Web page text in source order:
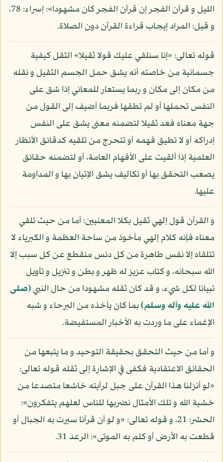
الليل و قرآن الفجر إن قرآن الفجر كان مشهودا»: إسراء: 78،
و قيل: المراد إيجاب قراءة القرآن دون الصلاة.
قوله تعالى: «إنا سنلقي عليك قولا ثقيلا» الثقل كيفية
جسمانية من خاصته أنه يشق حمل الجسم الثقيل و نقله
من مكان إلى مكان و ربما يستعار للمعاني إذا شق على
النفس تحملها أو لم تطقها فربما أضيف إلى القول من
جهة معناه فعد ثقيلا لتضمنه معنى يشق على النفس
إدراكه أو لا تطيق فهمه أو تتحرج من تلقيه كدقائق الأنظار
العلمية إذا ألقيت على الأفهام العامة، أو لتضمنه حقائق
يصعب التحقق بها أو تكاليف يشق الإتيان بها و المداومة
عليها.
و القرآن قول إلهي ثقيل بكلا المعنيين: أما من حيث تلقي
معناه فإنه كلام إلهي مأخوذ من ساحة العظمة و الكبرياء لا
تتلقاه إلا نفس طاهرة من كل دنس منقطع عن كل سبب إلا
الله سبحانه، و كتاب عزيز له ظهر و بطن و تنزيل و تأويل
تبيانا لكل شيء، و قد كان ثقله مشهودا من حال النبي(صلى
الله عليه وآله وسلم)بما كان يأخذه من البرحاء و شبه
الإغماء على ما وردت به الأخبار المستفيضة.
و أما من حيث التحقق بحقيقة التوحيد و ما يتبعها من
الحقائق الاعتقادية فكفى في الإشارة إلى ثقله قوله تعالى:
«لو أنزلنا هذا القرآن على جبل لرأيته خاشعا متصدعا من
خشية الله و تلك الأمثال نضربها للناس لعلهم يتفكرون»:
الحشر: 21، و قوله تعالى: «و لو أن قرآنا سيرت به الجبال أو
قطعت به الأرض أو كلم به الموتى»: الرعد 31.